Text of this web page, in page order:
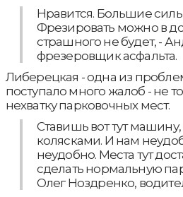
Нравится. Большие
Фрезировать можно в
страшного не будет, -
фрезеровщик асфальта.
Либерецкая - одна из
поступало много жалоб - не
нехватку парковочных мест.
Ставишь вот тут машину,
колясками. И нам
неудобно. Места тут
сделать нормальную
Олег Ноздренко,